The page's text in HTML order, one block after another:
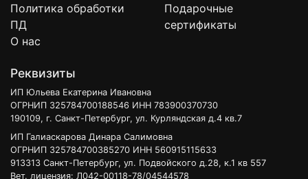
Политика обработки
ПД
О нас
Подарочные
сертификаты
Реквизиты
ИП Юльева Екатерина Ивановна
ОГРНИП 325784700188546 ИНН 783900370730
190109, г. Санкт-Петербург, ул. Курляндская д.4 кв.7
ИП Галиаскарова Динара Салимовна
ОГРНИП 325784700385270 ИНН 560915115633
913313 Санкт-Петербург, ул. Подвойского д.28, к.1 кв 557
Вет. лицензия: Л042-00118-78/04544578